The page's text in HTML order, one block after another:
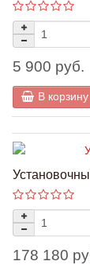
5 900 руб.
В корзину
178 180